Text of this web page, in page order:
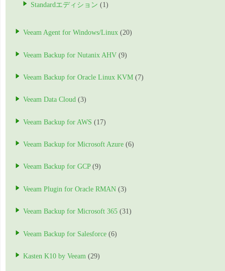
Standardエディション (1)
Veeam Agent for Windows/Linux (20)
Veeam Backup for Nutanix AHV (9)
Veeam Backup for Oracle Linux KVM (7)
Veeam Data Cloud (3)
Veeam Backup for AWS (17)
Veeam Backup for Microsoft Azure (6)
Veeam Backup for GCP(9)
Veeam Plugin for Oracle RMAN (3)
Veeam Backup for Microsoft 365 (31)
Veeam Backup for Salesforce (6)
Kasten K10 by Veeam (29)